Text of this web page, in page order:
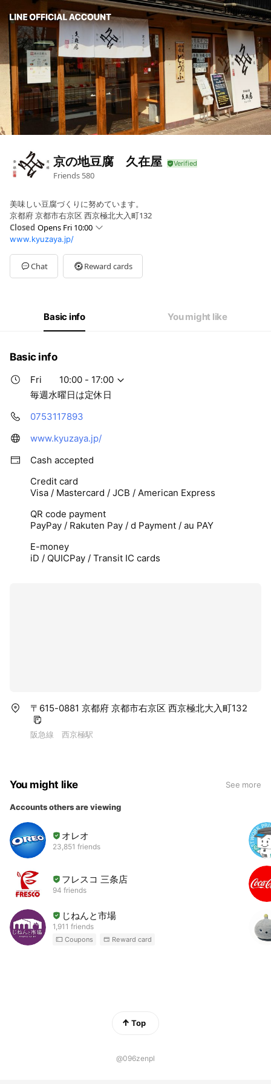
京の地豆腐 久在屋
Friends 580
美味しい豆腐づくりに努めています。
京都府 京都市右京区 西京極北大入町132
Closed Opens Fri 10:00
Sun10:00 - 17:00
Mon10:00 - 17:00
Tue10:00 - 17:00
WedClosed
10:00 - 17:00
毎週水曜日は定休日
www.kyuzaya.jp/
Chat Reward cards
Basic info You might like
Basic info
Fri
10:00 - 17:00
毎週水曜日は定休日
0753117893
www.kyuzaya.jp/
Cash accepted
Credit card
Visa / Mastercard / JCB / American Express
QR code payment
PayPay / Rakuten Pay / d Payment / au PAY
E-money
iD / QUICPay / Transit IC cards
〒615-0881 京都府 京都市右京区 西京極北大入町132
阪急線 西京極駅
You might like See more
Accounts others are viewing
オレオ
23,851 friends
フレスコ 三条店
94 friends
じねんと市場
1,911 friends
Coupons Reward card
Top
@096zenpl